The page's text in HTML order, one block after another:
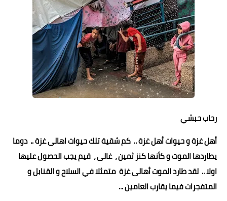
تكنولوجيا المعلومات
حوادث وقضايا
خدمات
الصحه والجمال
فن المطبخ
رحاب حبشي
أهل غزة و حيوات أهل غزة .. كم شقية تلك حيوات اهالى غزة .. دوما
يطاردها الموت و كأنها كنز ثمين ، غالى ، قيم يجب الحصول عليها
اولا .. لقد طارد الموت أهالى غزة متمثلا في السلاح و القنابل و
المتفجرات فيما يقارب العامين ...